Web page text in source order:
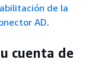
de la
AD.
cuenta de